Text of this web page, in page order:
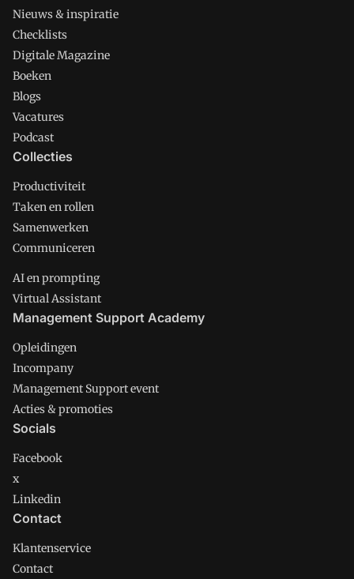
Nieuws & inspiratie
Checklists
Digitale Magazine
Boeken
Blogs
Vacatures
Podcast
Collecties
Productiviteit
Taken en rollen
Samenwerken
Communiceren
AI en prompting
Virtual Assistant
Management Support Academy
Opleidingen
Incompany
Management Support event
Acties & promoties
Socials
Facebook
x
Linkedin
Contact
Klantenservice
Contact